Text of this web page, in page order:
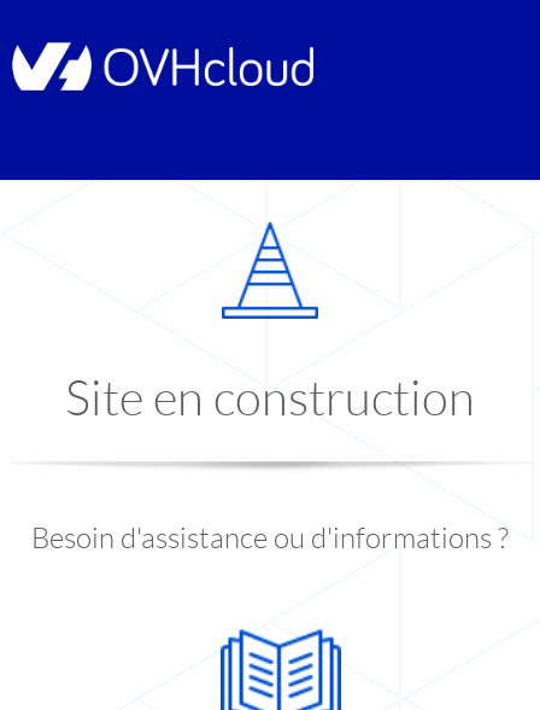
Site en construction
Besoin d'assistance ou d'informations ?